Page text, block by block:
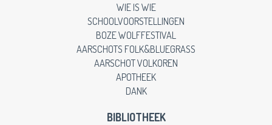
WIE IS WIE
SCHOOLVOORSTELLINGEN
BOZE WOLFFESTIVAL
AARSCHOTS FOLK&BLUEGRASS
AARSCHOT VOLKOREN
APOTHEEK
DANK
BIBLIOTHEEK